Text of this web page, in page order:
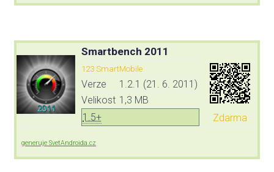
Smartbench 2011
123 SmartMobile
Verze
1.2.1 (21. 6. 2011)
Velikost 1,3 MB
1.5+
Zdarma
generuje SvetAndroida.cz